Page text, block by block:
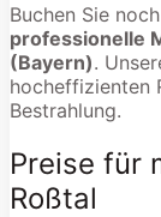
Buchen Sie
professionelle
(Bayern).
hocheffizienten
Bestrahlung.
Preise für
Roßtal